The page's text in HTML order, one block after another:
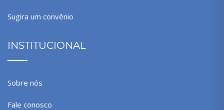
Sugira um convênio
INSTITUCIONAL
Sobre nós
Fale conosco